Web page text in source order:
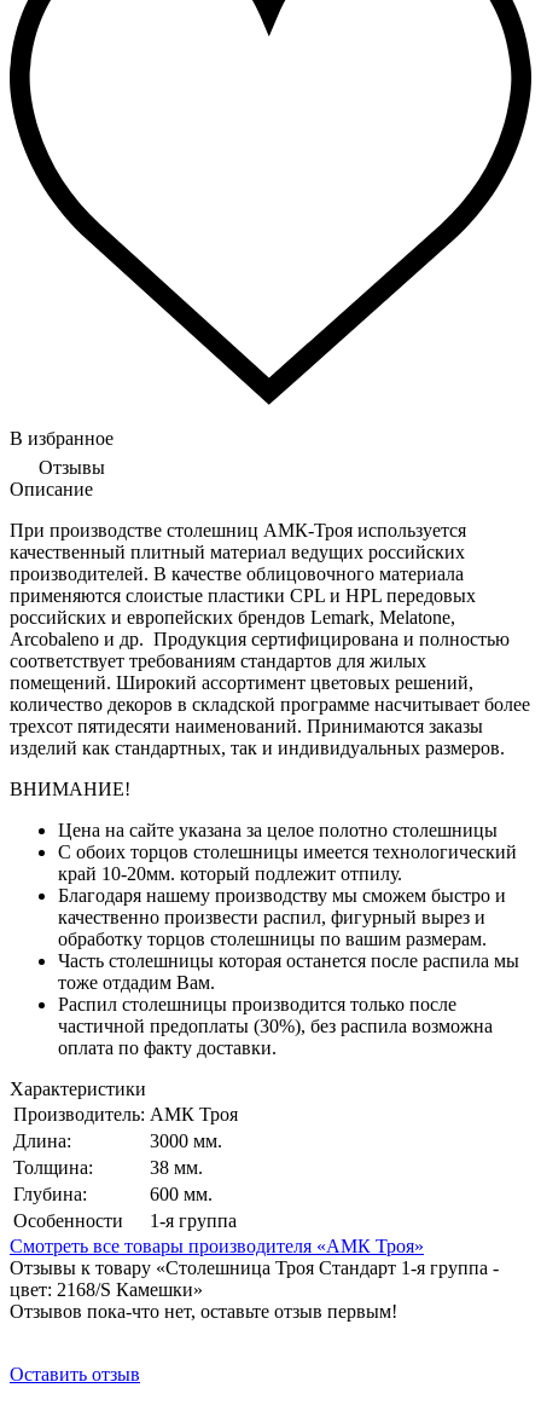
В избранное
Отзывы
Описание
При производстве столешниц АМК-Троя используется
качественный плитный материал ведущих российских
производителей. В качестве облицовочного материала
применяются слоистые пластики CPL и HPL передовых
российских и европейских брендов Lemark, Melatone,
Arcobaleno и др. Продукция сертифицирована и полностью
соответствует требованиям стандартов для жилых
помещений. Широкий ассортимент цветовых решений,
количество декоров в складской программе насчитывает более
трехсот пятидесяти наименований. Принимаются заказы
изделий как стандартных, так и индивидуальных размеров.
ВНИМАНИЕ!
Цена на сайте указана за целое полотно столешницы
С обоих торцов столешницы имеется технологический
край 10-20мм. который подлежит отпилу.
Благодаря нашему производству мы сможем быстро и
качественно произвести распил, фигурный вырез и
обработку торцов столешницы по вашим размерам.
Часть столешницы которая останется после распила мы
тоже отдадим Вам.
Распил столешницы производится только после
частичной предоплаты (30%), без распила возможна
оплата по факту доставки.
Характеристики
Производитель: АМК Троя
Длина:
3000 мм.
Толщина:
38 мм.
Глубина:
600 мм.
Особенности
1-я группа
Смотреть все товары производителя «АМК Троя»
Отзывы к товару «Столешница Троя Стандарт 1-я группа -
цвет: 2168/S Камешки»
Отзывов пока-что нет, оставьте отзыв первым!
Оставить отзыв